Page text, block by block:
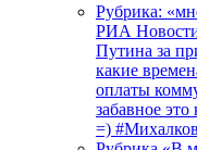
Рубрика:
РИА
Путина за
какие
оплаты
забавное
=)